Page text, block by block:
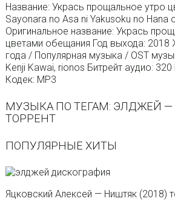
Название: Укрась прощальное утро
Sayonara no Asa ni Yakusoku no Hana
Оригинальное название: Укрась
цветами обещания Год выхода:
года / Популярная музыка / OST
Kenji Kawai, rionos Битрейт аудио:
Кодек: MP3
МУЗЫКА ПО ТЕГАМ: ЭЛДЖЕЙ —
ТОРРЕНТ
ПОПУЛЯРНЫЕ ХИТЫ
Яцковский Алексей — Ништяк (2018)